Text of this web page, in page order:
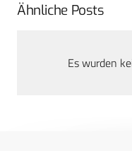
Ähnliche Posts
Es wurden